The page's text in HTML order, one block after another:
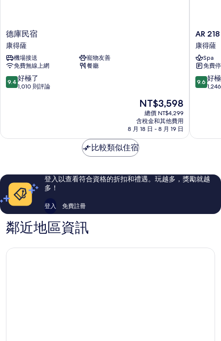
德
庫
民
宿
康
得
薩
德庫民宿
康得薩
機場接送
寵物友善
免費無線上網
餐廳
9.4
分，
極
評
論
9.4 好極了
1,010 則評論
現
在
價
格
為
NT$3,598
NT$3,598
總價 NT$4,299
含稅金和其他費用
8 月 18 日 - 8 月 19 日
AR
218
飯
店
by
ULIV
康
AR
康得薩
Spa
免費
9.6
分，
極
評
論
9.6 好
比較類似住宿
登入以查看符合資格的折扣和禮遇。玩越多，獎勵就越
多！
登入 免費註冊
鄰近地區資訊